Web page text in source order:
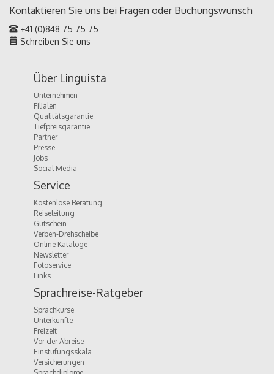
Kontaktieren Sie uns bei Fragen oder Buchungswunsch
+41 (0)848 75 75 75
Schreiben Sie uns
Über Linguista
Unternehmen
Filialen
Qualitätsgarantie
Tiefpreisgarantie
Partner
Presse
Jobs
Social Media
Service
Kostenlose Beratung
Reiseleitung
Gutschein
Verben-Drehscheibe
Online Kataloge
Newsletter
Fotoservice
Links
Sprachreise-Ratgeber
Sprachkurse
Unterkünfte
Freizeit
Vor der Abreise
Einstufungsskala
Versicherungen